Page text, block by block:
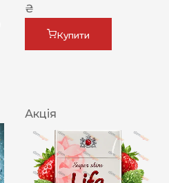
₴
Купити
Акція